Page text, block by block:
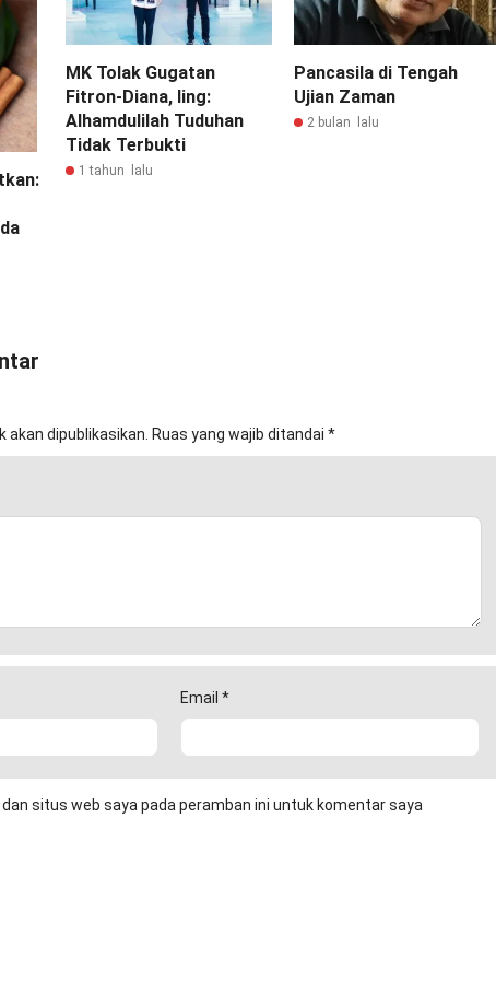
MK Tolak Gugatan
Fitron-Diana, Iing:
Alhamdulilah Tuduhan
Tidak Terbukti
1 tahun lalu
Pancasila di Tengah
Ujian Zaman
2 bulan lalu
akan dipublikasikan. Ruas yang wajib ditandai *
Email *
situs web saya pada peramban ini untuk komentar saya